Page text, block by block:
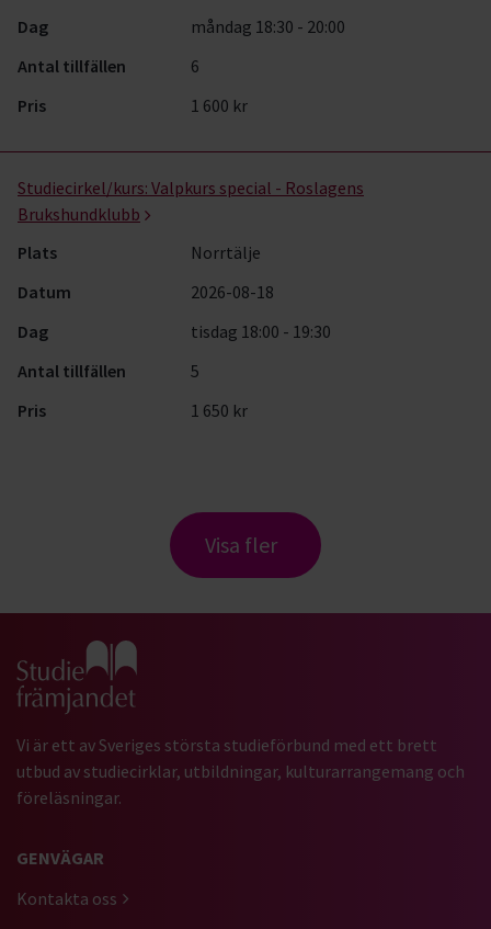
Dag
måndag 18:30 - 20:00
Antal tillfällen
6
Pris
1 600 kr
Studiecirkel/kurs: Valpkurs special - Roslagens
Brukshundklubb
Plats
Norrtälje
Datum
2026-08-18
Dag
tisdag 18:00 - 19:30
Antal tillfällen
5
Pris
1 650 kr
Visa fler
Gå till studiefrämjandets startsida
Vi är ett av Sveriges största studieförbund med ett brett
utbud av studiecirklar, utbildningar, kulturarrangemang och
föreläsningar.
GENVÄGAR
Kontakta oss